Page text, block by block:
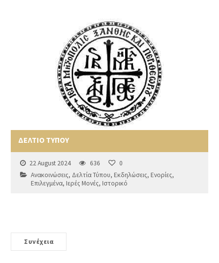
ΔΕΛΤΙΟ ΤΥΠΟΥ
22 August 2024 636
0
Ανακοινώσεις, Δελτία Τύπου,Εκδηλώσεις,Ενορίες,
Επιλεγμένα,Ιερές Μονές,Ιστορικό
Συνέχεια